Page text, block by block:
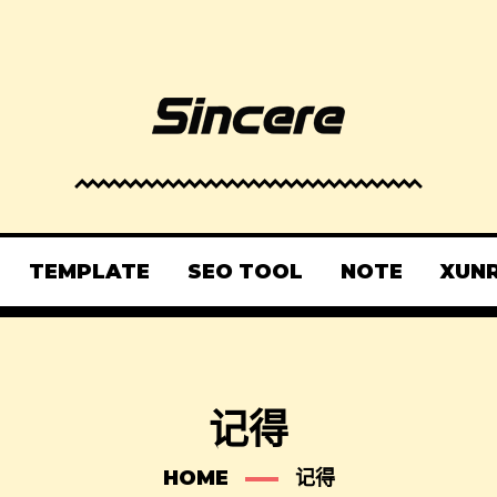
TEMPLATE SEO TOOL NOTE
记得
HOME 记得